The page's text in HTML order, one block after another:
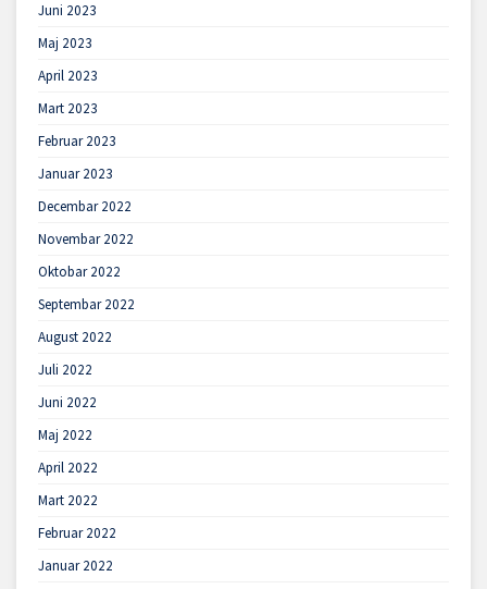
Juni 2023
Maj 2023
April 2023
Mart 2023
Februar 2023
Januar 2023
Decembar 2022
Novembar 2022
Oktobar 2022
Septembar 2022
August 2022
Juli 2022
Juni 2022
Maj 2022
April 2022
Mart 2022
Februar 2022
Januar 2022